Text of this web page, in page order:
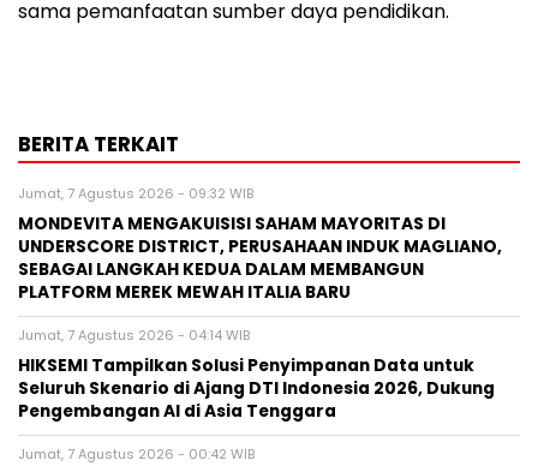
sama pemanfaatan sumber daya pendidikan.
BERITA TERKAIT
Jumat, 7 Agustus 2026 - 09:32 WIB
MONDEVITA MENGAKUISISI SAHAM MAYORITAS DI
UNDERSCORE DISTRICT, PERUSAHAAN INDUK MAGLIANO,
SEBAGAI LANGKAH KEDUA DALAM MEMBANGUN
PLATFORM MEREK MEWAH ITALIA BARU
Jumat, 7 Agustus 2026 - 04:14 WIB
HIKSEMI Tampilkan Solusi Penyimpanan Data untuk
Seluruh Skenario di Ajang DTI Indonesia 2026, Dukung
Pengembangan AI di Asia Tenggara
Jumat, 7 Agustus 2026 - 00:42 WIB